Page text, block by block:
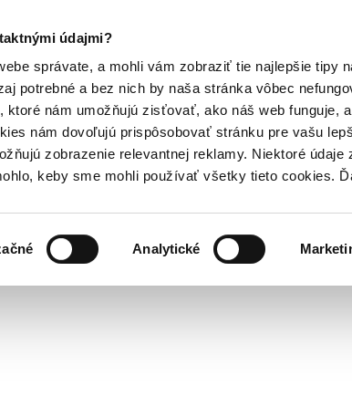
údajmi?
správate, a mohli vám zobraziť tie najlepšie tipy
potrebné a bez nich by naša stránka vôbec
nám umožňujú zisťovať, ako náš web funguje,
nám dovoľujú prispôsobovať stránku pre vašu
zobrazenie relevantnej reklamy. Niektoré údaje
keby sme mohli používať všetky tieto cookies.
Analytické